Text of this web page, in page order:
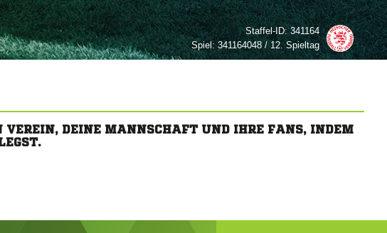
Staffel-ID:341164
Spiel:341164048 / 12. Spieltag
VEREIN, DEINE MANNSCHAFT UND IHRE FANS, INDEM